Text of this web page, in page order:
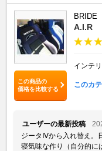
この商品の
価格を比較する
BRIDE
A.I.R
インテ
このカ
ユーザーの最新投稿
ジータⅣから入れ替え。
寝気味な作り（自分的に